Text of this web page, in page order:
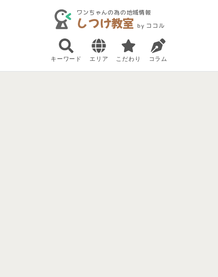
ワンちゃんの為の地域情報
しつけ教室 by ココル
キーワード エリア こだわり コラム